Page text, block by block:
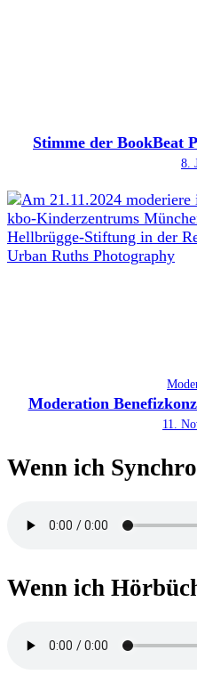
Stimme der BookBeat
8.
Moderation
11.
Wenn ich
Wenn ich